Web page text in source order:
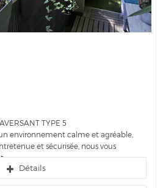
TYPE 5
environnement calme et agréable,
et sécurisée, nous vous
Détails